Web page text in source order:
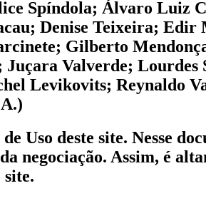
Spíndola; Álvaro Luiz
Denise Teixeira; Edir
Gilberto
Valverde; Lourdes
Levikovits; Reynaldo
Uso deste site. Nesse
negociação. Assim, é
site.